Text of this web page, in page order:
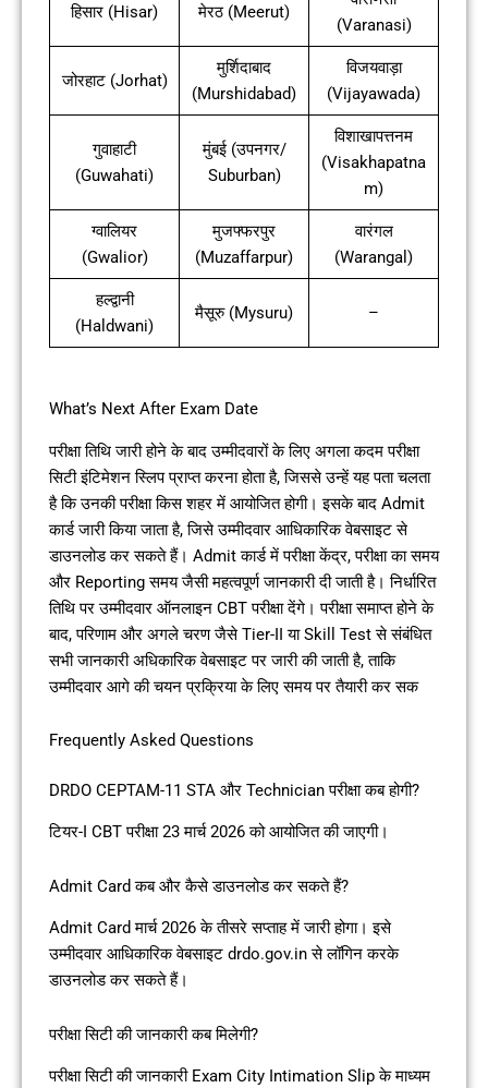
हिसार (Hisar) मेरठ (Meerut)
(Varanasi)
जोरहाट (Jorhat)
मुर्शिदाबाद
(Murshidabad)
विजयवाड़ा
(Vijayawada)
गुवाहाटी
(Guwahati)
मुंबई (उपनगर/
Suburban)
विशाखापत्तनम
(Visakhapatna
m)
ग्वालियर
(Gwalior)
मुजफ्फरपुर
(Muzaffarpur)
वारंगल
(Warangal)
हल्द्वानी
(Haldwani)
मैसूरु (Mysuru) –
What’s Next After Exam Date
परीक्षा तिथि जारी होने के बाद उम्मीदवारों के लिए अगला कदम परीक्षा
सिटी इंटिमेशन स्लिप प्राप्त करना होता है, जिससे उन्हें यह पता चलता
है कि उनकी परीक्षा किस शहर में आयोजित होगी। इसके बाद Admit
कार्ड जारी किया जाता है, जिसे उम्मीदवार आधिकारिक वेबसाइट से
डाउनलोड कर सकते हैं। Admit कार्ड में परीक्षा केंद्र, परीक्षा का समय
और Reporting समय जैसी महत्वपूर्ण जानकारी दी जाती है। निर्धारित
तिथि पर उम्मीदवार ऑनलाइन CBT परीक्षा देंगे। परीक्षा समाप्त होने के
बाद, परिणाम और अगले चरण जैसे Tier-II या Skill Test से संबंधित
सभी जानकारी अधिकारिक वेबसाइट पर जारी की जाती है, ताकि
उम्मीदवार आगे की चयन प्रक्रिया के लिए समय पर तैयारी कर सक
Frequently Asked Questions
DRDO CEPTAM-11 STA और Technician परीक्षा कब होगी?
टियर-I CBT परीक्षा 23 मार्च 2026 को आयोजित की जाएगी।
Admit Card कब और कैसे डाउनलोड कर सकते हैं?
Admit Card मार्च 2026 के तीसरे सप्ताह में जारी होगा। इसे
उम्मीदवार आधिकारिक वेबसाइट drdo.gov.in से लॉगिन करके
डाउनलोड कर सकते हैं।
परीक्षा सिटी की जानकारी कब मिलेगी?
परीक्षा सिटी की जानकारी Exam City Intimation Slip के माध्यम